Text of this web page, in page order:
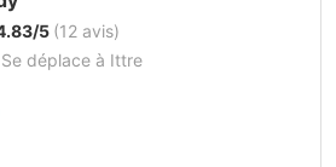
5 (12 avis)
Se déplace à Ittre